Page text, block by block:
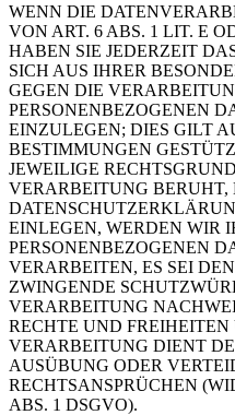
WENN DIE
VON ART. 6 ABS. 1 LIT. E
HABEN SIE JEDERZEIT
SICH AUS IHRER
GEGEN DIE
PERSONENBEZOGENEN
EINZULEGEN; DIES GILT
BESTIMMUNGEN
JEWEILIGE
VERARBEITUNG BERUHT,
EINLEGEN, WERDEN WIR
PERSONENBEZOGENEN
VERARBEITEN, ES SEI
ZWINGENDE
VERARBEITUNG
RECHTE UND
VERARBEITUNG DIENT
AUSÜBUNG ODER
RECHTSANSPRÜCHEN
ABS. 1 DSGVO).